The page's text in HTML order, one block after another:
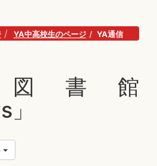
YA中高校生のページ YA通信
書館